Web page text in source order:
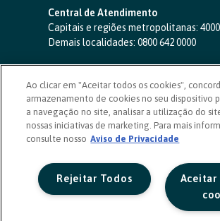
Central de Atendimento
Capitais e regiões metropolitanas:
Demais localidades: 0800 642 0000
SAC 24 horas-0800 724 4420
Ouvidoria
0800 725 0996
(de segunda a sexta, das
ouvidoriasicoob.com.br
Deficientes auditivos ou de fala
Ao clicar em "Aceitar todos os cookies",
armazenamento de cookies no seu dispositivo
a navegação no site, analisar a utilização do
nossas iniciativas de marketing. Para mais
consulte nosso Aviso de Privacidade
Aceitar
Rejeitar Todos